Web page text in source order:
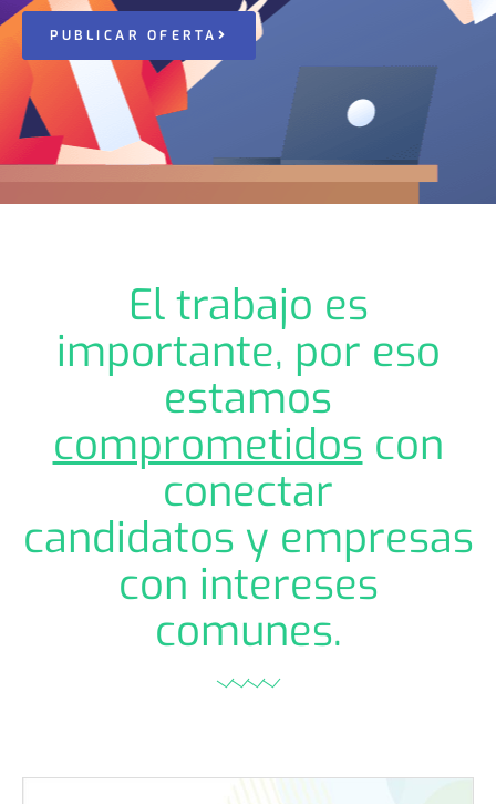
PUBLICAR OFERTA
El trabajo es
importante, por eso
estamos
comprometidos con
conectar
candidatos y empresas
con intereses
comunes.